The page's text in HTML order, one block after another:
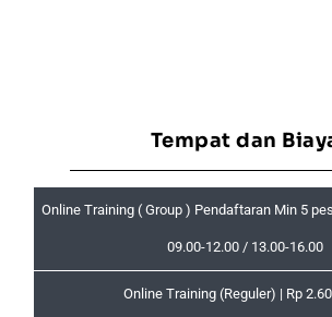
Tempat dan
Online Training ( Group ) Pendaftaran Min 5
09.00-12.00 / 13.00-16.00
Online Training (Reguler) | Rp